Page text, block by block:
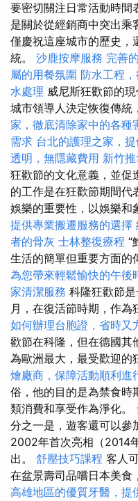
要密切關注日常活動時間
是關於從經銷商中突出乘
僅慶祝這座城市的歷史，
統。 沙鹿按摩服務 完善
屬的用餐氛圍 防水工程
水處理 威尼斯狂歡節的
城市領導人決定恢復傳統
家，徹底清除家中的各種
需求 台北的護理之家，
透明，無隱藏費用 新竹
狂歡節的文化意義，並促
的工作是在狂歡節期間代
娛樂的重要性，以娛樂和
提供專業搬遷服務的選擇
者的骨灰 士林整復療程 “
生活的簡單但重要方面的
為您帶來輕鬆愉快的午後
家清潔服務 科隆狂歡節
月，在復活節時期，作為
如何辦理台胞證，省時又
歡節在科隆，但在德國其
為歐洲最大，最受歡迎的
燴廠商，保障活動順利進
俗，他的目的是為禁食時
類消費和享受作為淨化。
分之一是，遊客還可以參
2002年首次亮相（2014
出。 舒壓技巧課程 客人
在盆景壽司品嚐日本美食
高雄地區的優質牙醫，提